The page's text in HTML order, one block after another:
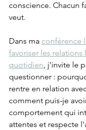
conscience. Chacun
veut.
Dans ma conférence
favoriser les relations
quotidien, j'invite le
questionner :
rentre en relation
comment puis-je
comportement qui
attentes et respecte